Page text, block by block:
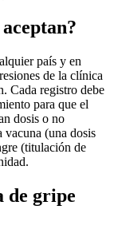
país y en
de la clínica
Cada registro debe
para que el
dosis o no
vacuna (una dosis
(titulación de
de gripe